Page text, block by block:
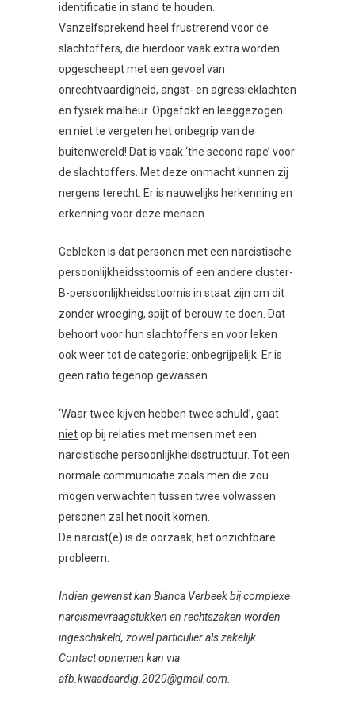
identificatie in stand te houden.
Vanzelfsprekend heel frustrerend voor de
slachtoffers, die hierdoor vaak extra worden
opgescheept met een gevoel van
onrechtvaardigheid, angst- en agressieklachten
en fysiek malheur. Opgefokt en leeggezogen
en niet te vergeten het onbegrip van de
buitenwereld! Dat is vaak ‘the second rape’ voor
de slachtoffers. Met deze onmacht kunnen zij
nergens terecht. Er is nauwelijks herkenning en
erkenning voor deze mensen.
Gebleken is dat personen met een narcistische
persoonlijkheidsstoornis of een andere cluster-
B-persoonlijkheidsstoornis in staat zijn om dit
zonder wroeging, spijt of berouw te doen. Dat
behoort voor hun slachtoffers en voor leken
ook weer tot de categorie: onbegrijpelijk. Er is
geen ratio tegenop gewassen.
‘Waar twee kijven hebben twee schuld’, gaat
nietop bij relaties met mensen met een
narcistische persoonlijkheidsstructuur. Tot een
normale communicatie zoals men die zou
mogen verwachten tussen twee volwassen
personen zal het nooit komen.
De narcist(e) is de oorzaak, het onzichtbare
probleem.
Indien gewenst kan Bianca Verbeek bij complexe
narcismevraagstukken en rechtszaken worden
ingeschakeld, zowel particulier als zakelijk.
Contact opnemen kan via
afb.kwaadaardig.2020@gmail.com.